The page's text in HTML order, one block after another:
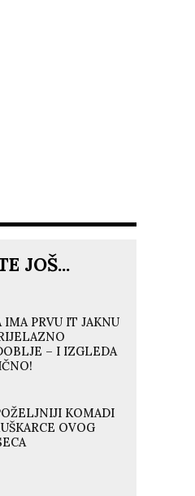
JOŠ...
IMA PRVU IT JAKNU
– I IZGLEDA
KOMADI
OVOG